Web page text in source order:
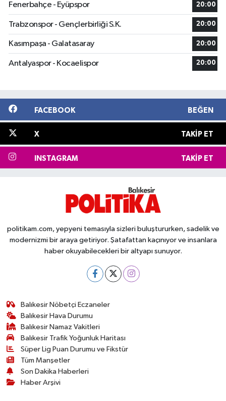
Fenerbahçe - Eyüpspor 20:00
Trabzonspor - Gençlerbirliği S.K. 20:00
Kasımpaşa - Galatasaray 20:00
Antalyaspor - Kocaelispor 20:00
FACEBOOK BEĞEN
X TAKIP ET
INSTAGRAM TAKIP ET
politikam.com, yepyeni temasıyla sizleri buluştururken, sadelik ve
modernizmi bir araya getiriyor. Şatafattan kaçınıyor ve insanlara
haber okuyabilecekleri bir altyapı sunuyor.
Balıkesir Nöbetçi Eczaneler
Balıkesir Hava Durumu
Balıkesir Namaz Vakitleri
Balıkesir Trafik Yoğunluk Haritası
Süper Lig Puan Durumu ve Fikstür
Tüm Manşetler
Son Dakika Haberleri
Haber Arşivi